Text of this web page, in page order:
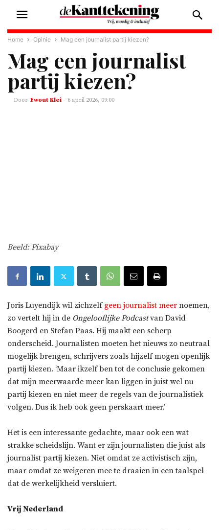
Home Opinie Mag een journalist partij kiezen?
Mag een journalist
partij kiezen?
Ewout Klei - 6 april 2026, 09:00
Beeld: Pixabay
Joris Luyendijk wil zichzelf geen journalist meer noemen,
zo vertelt hij in de Ongelooflijke Podcastvan David
Boogerd en Stefan Paas. Hij maakt een scherp
onderscheid. Journalisten moeten het nieuws zo neutraal
mogelijk brengen, schrijvers zoals hijzelf mogen openlijk
partij kiezen. ‘Maar ikzelf ben tot de conclusie gekomen
dat mijn meerwaarde meer kan liggen in juist wel nu
partij kiezen en niet meer de regels van de journalistiek
volgen. Dus ik heb ook geen perskaart meer.’
Het is een interessante gedachte, maar ook een wat
strakke scheidslijn. Want er zijn journalisten die juist als
journalist partij kiezen. Niet omdat ze activistisch zijn,
maar omdat ze weigeren mee te draaien in een taalspel
dat de werkelijkheid versluiert.
Vrij Nederland